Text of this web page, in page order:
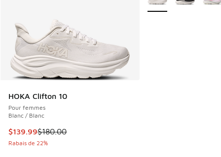
HOKA Clifton 10
Pour femmes
Blanc / Blanc
Cet article est en solde. Le prix est passé de $180.00 à
$139.99$180.00
Rabais de 22%